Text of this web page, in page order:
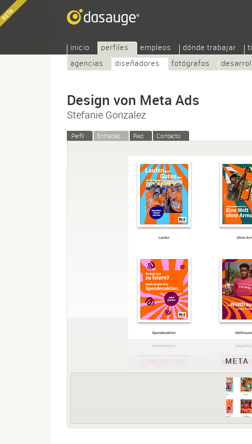
inicio
perfiles
agencias
diseñadores fotógrafos
empleos dónde trabajar
Design von Meta Ads
Stefanie Gonzalez
Perfil Entradas Red Contacto
META